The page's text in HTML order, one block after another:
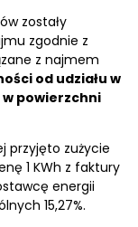
zostały
zgodnie z
z najmem
od udziału w
powierzchni
przyjęto zużycie
1 KWh z faktury
energii
15,27%.